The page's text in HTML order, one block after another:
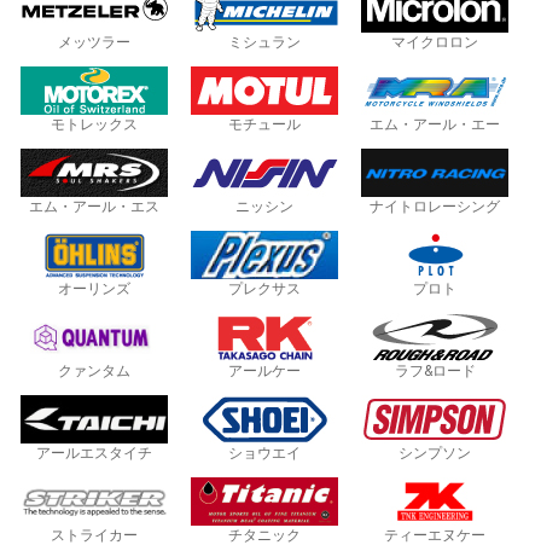
メッツラー ミシュラン マイクロロン
モトレックス モチュール エム・アール・エー
エム・アール・エス ニッシン ナイトロレーシング
オーリンズ プレクサス プロト
クァンタム アールケー ラフ&ロード
アールエスタイチ ショウエイ シンプソン
ストライカー チタニック ティーエヌケー